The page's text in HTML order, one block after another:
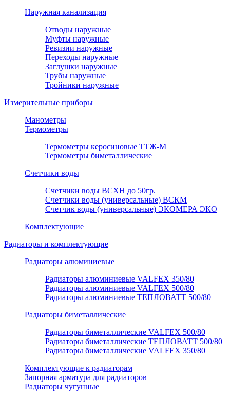
Наружная канализация
Отводы наружные
Муфты наружные
Ревизии наружные
Переходы наружные
Заглушки наружные
Трубы наружные
Тройники наружные
Измерительные приборы
Манометры
Термометры
Термометры керосиновые ТТЖ-М
Термометры биметаллические
Счетчики воды
Счетчики воды ВСХН до 50гр.
Счетчики воды (универсальные) ВСКМ
Счетчик воды (универсальные) ЭКОМЕРА ЭКО
Комплектующие
Радиаторы и комплектующие
Радиаторы алюминиевые
Радиаторы алюминиевые VALFEX 350/80
Радиаторы алюминиевые VALFEX 500/80
Радиаторы алюминиевые ТЕПЛОВАТТ 500/80
Радиаторы биметаллические
Радиаторы биметаллические VALFEX 500/80
Радиаторы биметаллические ТЕПЛОВАТТ 500/80
Радиаторы биметаллические VALFEX 350/80
Комплектующие к радиаторам
Запорная арматура для радиаторов
Радиаторы чугунные